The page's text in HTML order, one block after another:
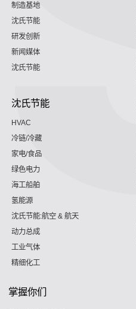
制造基地
沈氏节能
研发创新
新闻媒体
沈氏节能
沈氏节能
HVAC
冷链/冷藏
家电/食品
绿色电力
海工船舶
氢能源
沈氏节能:航空 & 航天
动力总成
工业气体
精细化工
掌握你们